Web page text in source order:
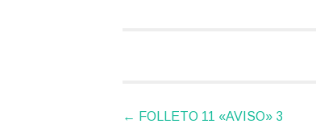
← FOLLETO 11 «AVISO» 3